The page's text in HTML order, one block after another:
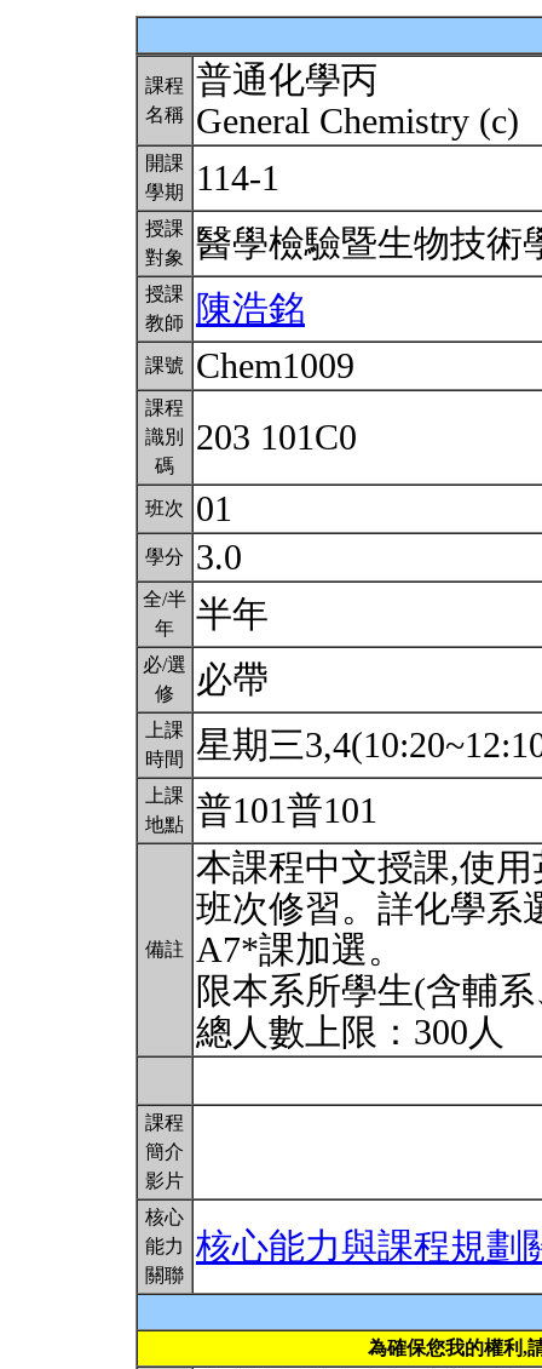
課程
名稱
普通化學丙
General Chemistry (c)
開課
學期
114-1
授課
對象
醫學檢驗暨生物技
授課
教師
陳浩銘
課號 Chem1009
課程
識別
碼
203 101C0
班次 01
學分 3.0
全/半
年
半年
必/選
修
必帶
上課
時間
星期三
上課
地點 普101普101
備註
本課程中文授課,使
班次修習。詳化學系
A7*課加選。
限本系所學生(含輔
總人數上限：300人
課程
簡介
影片
核心
能力
關聯
核心能力與課程規劃
為確保您我的權利,